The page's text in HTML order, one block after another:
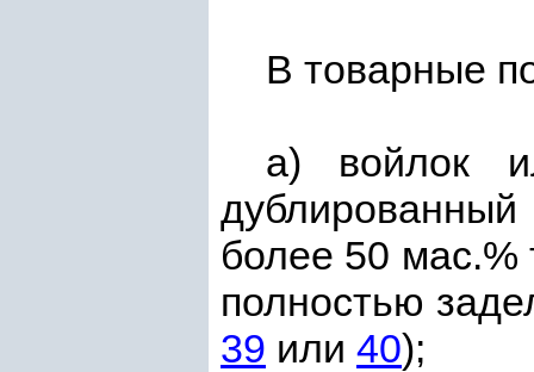
В товарные
а) войлок
более 50 мас.%
полностью
39 или 40);